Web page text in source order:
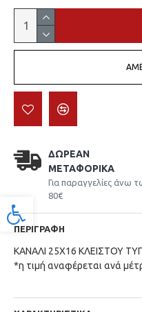
Προσβασιμότητα
ΔΩΡΕΆΝ
ΜΕΤΑΦΟΡΙΚΆ
Για παραγγελίες άνω
80€
ΠΕΡΙΓΡΑΦΉ
ΚΑΝΑΛΙ 25X16 ΚΛΕΙΣΤΟΥ
*η τιμή αναφέρεται ανά